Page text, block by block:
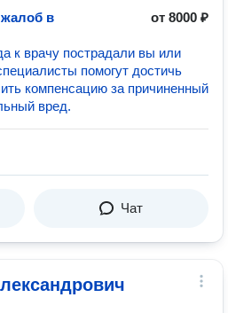
в
от 8000 ₽
к врачу пострадали вы или
помогут достичь
компенсацию за причиненный
вред.
Чат